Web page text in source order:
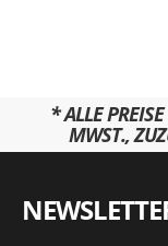
* ALLE
MWST.,